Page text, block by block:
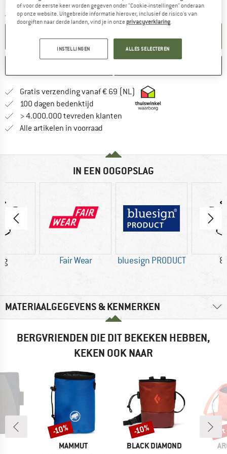
Levertijd: 2-4 werkdagenDe link wordt geopend in een infovak en bevat
Aantal:
IN DE WINKELMAND
Gratis verzending vanaf € 69 (NL) Vind hier de
100 dagen bedenktijd Vind de betalingsinformatie hier!
> 4.000.000 tevreden klanten
Alle artikelen in voorraad
IN EEN OOGOPSLAG
g Fair Wear bluesign PRODUCT
MATERIAALGEGEVENS & KENMERKEN
BERGVRIENDEN DIE DIT BEKEKEN HEBBEN,
KEKEN OOK NAAR
MERK
MAMMUT
Korting
-10%
MERK
BLACK DIAMOND
Korting
-10%
of voor de eerste keer worden gegeven onder "Cookie-instellingen" onderaan
op onze website. Uitgebreide informatie hierover, inclusief de risico's van
doorgiften naar derde landen, vind je in onze privacyverklaring.
INSTELLINGEN ALLES SELECTEREN